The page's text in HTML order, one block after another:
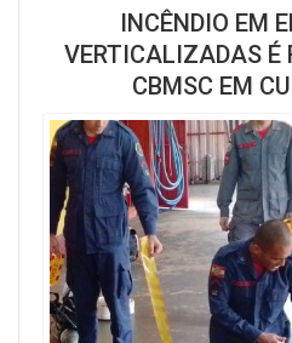
INCÊNDIO EM
VERTICALIZADAS É
CBMSC EM